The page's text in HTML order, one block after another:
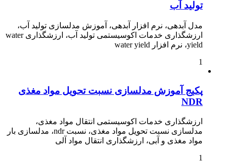
تولید آب
مدل آبدهی، نرم افزار آبدهی، آموزش مدلسازی تولید آب،
ارزشگذاری خدمات اکوسیستمی تولید آب، ارزشگذاری water
yield، نرم افزار water yield
1
پکیج آموزش مدلسازی نسبت تحویل مواد مغذی
NDR
ارزشگذاری خدمات اکوسیستمی انتقال مواد مغذی،
مدلسازی نسبت تحویل مواد مغذی، نسبت ndr، مدلسازی بار
مواد مغذی و آبی، ارزشگذاری انتقال مواد آلی
1